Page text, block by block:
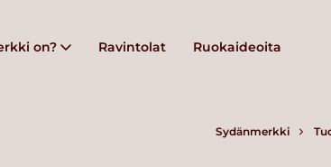
on? Ravintolat Ruokaideoita
Sydänmerkki